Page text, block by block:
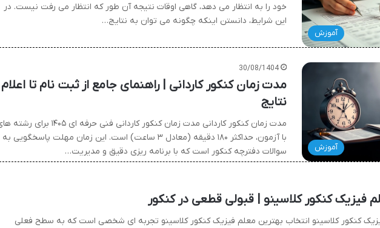
آموزش
خود را به انتظار می دهد، گاهی اوقات نتیجه آن طور که انتظار می رفت نیست. در
این شرایط، دانستن اینکه چگونه می توان به نتایج…
آموزش
30/08/1404
مدت زمان کنکور کاردانی | راهنمای جامع از ثبت نام تا اعلام
نتایج
مدت زمان کنکور کاردانی مدت زمان کنکور کاردانی فنی حرفه ای ۱۴۰۵ برای
با آزمون، حداکثر ۱۸۰ دقیقه (معادل ۳ ساعت) است. این زمان مهلت پاسخگویی به
سوالات دفترچه کنکور است که با برنامه ریزی دقیق و مدیریت…
فیزیک کنکور کلاسینو | قبولی قطعی در کنکور
کنکور کلاسینو انتخاب بهترین معلم فیزیک کنکور کلاسینو تجربه ای شخصی است که به سطح فعلی